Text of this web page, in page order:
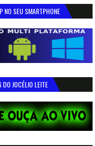
NO SEU SMARTPHONE
JOCÉLIO LEITE